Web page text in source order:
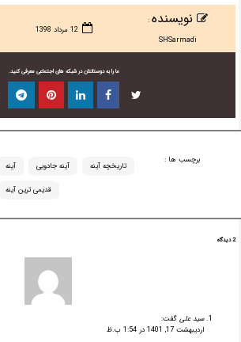
نویسنده:
SHSarmadi
12 مرداد 1398
ما را به دوستانتان در شبکه های اجتماعی معرفی کنید.
برچسب ها :
آینه آینه جادویی تاریخچه آینه
قدیمی ترین آینه
2 دیدگاه
سید علی گفت:
اردیبهشت 17, 1401 در 1:54 ب.ظ